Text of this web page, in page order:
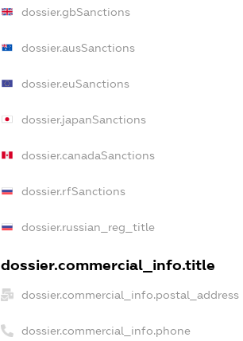
dossier.gbSanctions
dossier.ausSanctions
dossier.euSanctions
dossier.japanSanctions
dossier.canadaSanctions
dossier.rfSanctions
dossier.russian_reg_title
dossier.commercial_info.title
dossier.commercial_info.postal_address
dossier.commercial_info.phone